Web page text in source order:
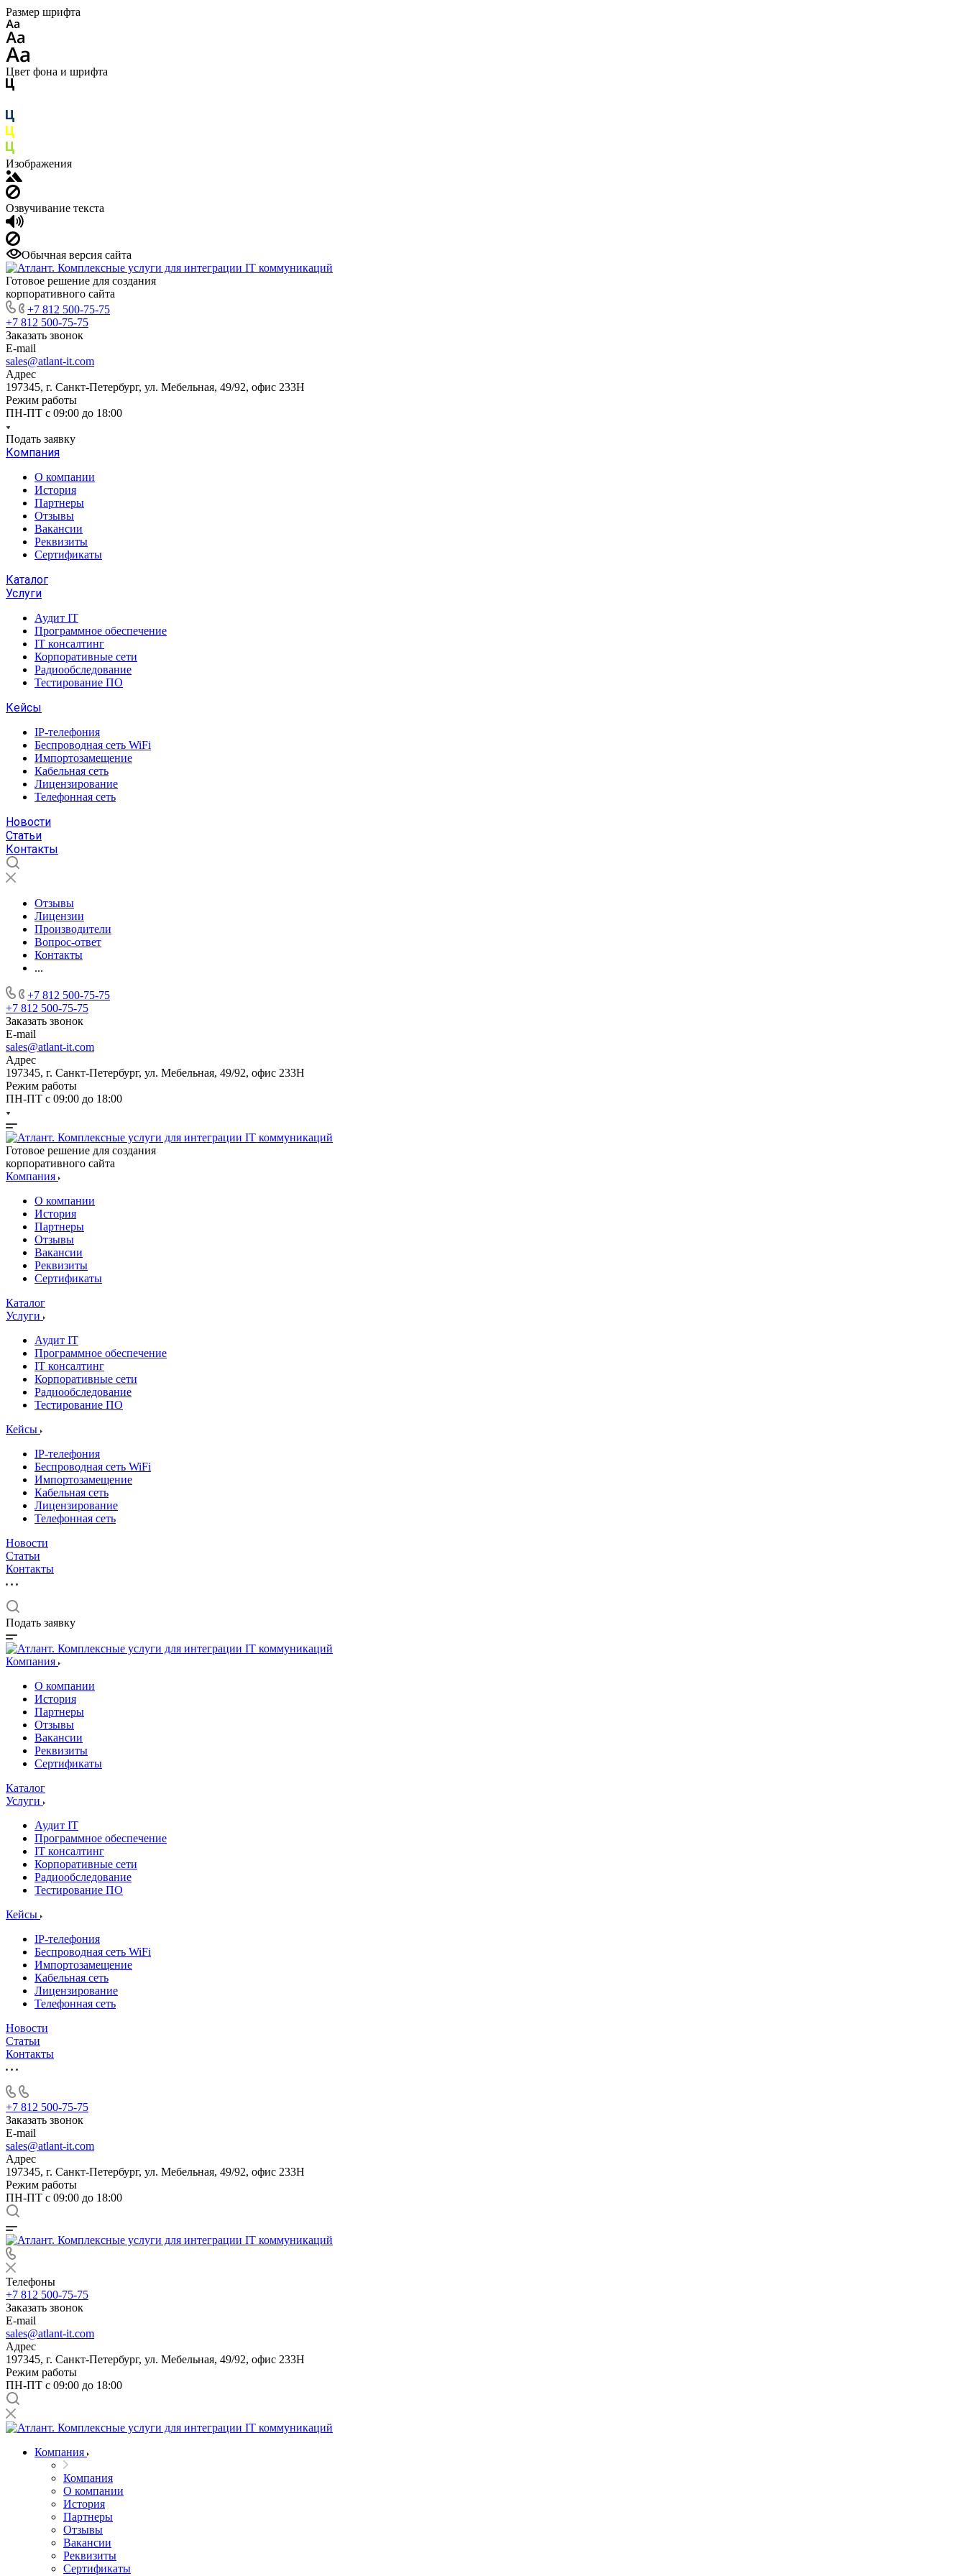
Размер шрифта
Цвет фона и шрифта
Изображения
Озвучивание текста
Обычная версия сайта
Готовое решение для создания
корпоративного сайта
+7 812 500-75-75
+7 812 500-75-75
Заказать звонок
E-mail
sales@atlant-it.com
Адрес
197345, г. Санкт-Петербург, ул. Мебельная, 49/92, офис 233Н
Режим работы
ПН-ПТ с 09:00 до 18:00
Подать заявку
Компания
О компании
История
Партнеры
Отзывы
Вакансии
Реквизиты
Сертификаты
Каталог
Услуги
Аудит IT
Программное обеспечение
IT консалтинг
Корпоративные сети
Радиообследование
Тестирование ПО
Кейсы
IP-телефония
Беспроводная сеть WiFi
Импортозамещение
Кабельная сеть
Лицензирование
Телефонная сеть
Новости
Статьи
Контакты
Отзывы
Лицензии
Производители
Вопрос-ответ
Контакты
...
+7 812 500-75-75
+7 812 500-75-75
Заказать звонок
E-mail
sales@atlant-it.com
Адрес
197345, г. Санкт-Петербург, ул. Мебельная, 49/92, офис 233Н
Режим работы
ПН-ПТ с 09:00 до 18:00
Готовое решение для создания
корпоративного сайта
Компания
О компании
История
Партнеры
Отзывы
Вакансии
Реквизиты
Сертификаты
Каталог
Услуги
Аудит IT
Программное обеспечение
IT консалтинг
Корпоративные сети
Радиообследование
Тестирование ПО
Кейсы
IP-телефония
Беспроводная сеть WiFi
Импортозамещение
Кабельная сеть
Лицензирование
Телефонная сеть
Новости
Статьи
Контакты
Подать заявку
Компания
О компании
История
Партнеры
Отзывы
Вакансии
Реквизиты
Сертификаты
Каталог
Услуги
Аудит IT
Программное обеспечение
IT консалтинг
Корпоративные сети
Радиообследование
Тестирование ПО
Кейсы
IP-телефония
Беспроводная сеть WiFi
Импортозамещение
Кабельная сеть
Лицензирование
Телефонная сеть
Новости
Статьи
Контакты
+7 812 500-75-75
Заказать звонок
E-mail
sales@atlant-it.com
Адрес
197345, г. Санкт-Петербург, ул. Мебельная, 49/92, офис 233Н
Режим работы
ПН-ПТ с 09:00 до 18:00
Телефоны
+7 812 500-75-75
Заказать звонок
E-mail
sales@atlant-it.com
Адрес
197345, г. Санкт-Петербург, ул. Мебельная, 49/92, офис 233Н
Режим работы
ПН-ПТ с 09:00 до 18:00
Компания
Компания
О компании
История
Партнеры
Отзывы
Вакансии
Реквизиты
Сертификаты